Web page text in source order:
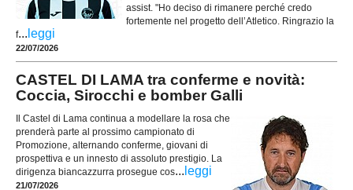
assist. "Ho deciso di rimanere perché credo
fortemente nel progetto dell’Atletico. Ringrazio la
f... leggi
22/07/2026
CASTEL DI LAMA tra conferme e novità:
Coccia, Sirocchi e bomber Galli
Il Castel di Lama continua a modellare la rosa che
prenderà parte al prossimo campionato di
Promozione, alternando conferme, giovani di
prospettiva e un innesto di assoluto prestigio. La
dirigenza biancazzurra prosegue cos... leggi
21/07/2026